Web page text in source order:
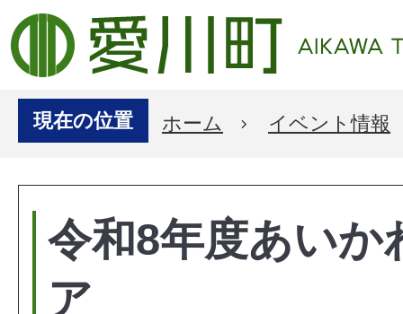
現在の位置 ホーム イベント情報
令和8年度あいか
ア